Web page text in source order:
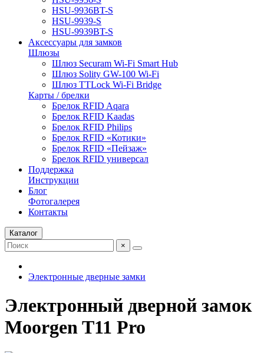
HSU-9936BT-S
HSU-9939-S
HSU-9939BT-S
Аксессуары для замков
Шлюзы
Шлюз Securam Wi-Fi Smart Hub
Шлюз Solity GW-100 Wi-Fi
Шлюз TTLock Wi-Fi Bridge
Карты / брелки
Брелок RFID Aqara
Брелок RFID Kaadas
Брелок RFID Philips
Брелок RFID «Котики»
Брелок RFID «Пейзаж»
Брелок RFID универсал
Поддержка
Инструкции
Блог
Фотогалерея
Контакты
Каталог
×
Электронные дверные замки
Электронный дверной замок
Moorgen T11 Pro